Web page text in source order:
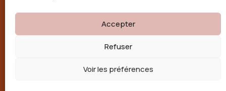
Accepter
Refuser
Voir les préférences